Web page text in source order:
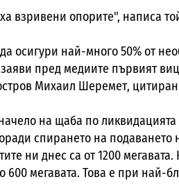
взривени опорите", написа
осигури най-много 50% от
пред медиите първият
Михаил Шеремет, цитиран
на щаба по
спирането на подаването
ни днес са от 1200
600 мегавата. Това е при най-